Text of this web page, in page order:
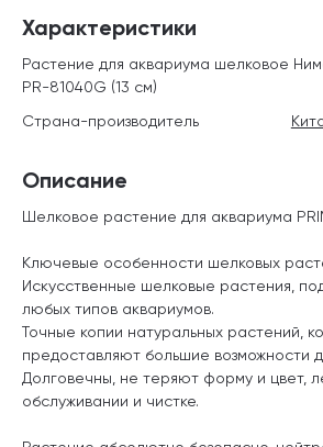
Описание
Шелковое растение для аквариума
Ключевые особенности шелковых
Искусственные шелковые растения,
любых типов аквариумов.
Точные копии натуральных растений,
предоставляют большие возможности
Долговечны, не теряют форму и цвет,
обслуживании и чистке.
Характеристики
Растение для аквариума шелковое
PR-81040G (13 см)
Страна-производитель